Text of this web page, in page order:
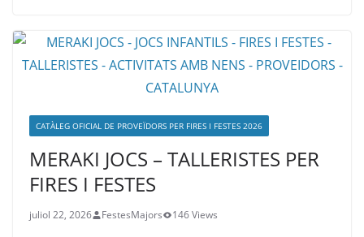
CATÀLEG OFICIAL DE PROVEÏDORS PER FIRES I FESTES 2026
MERAKI JOCS – TALLERISTES PER
FIRES I FESTES
juliol 22, 2026 FestesMajors 146 Views